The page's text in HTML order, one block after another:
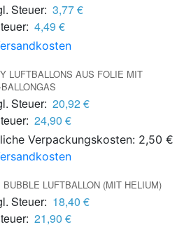
Steuer: 3,77 €
4,49 €
LUFTBALLONS AUS FOLIE MIT
Steuer: 20,92 €
24,90 €
Verpackungskosten: 2,50 €
LUFTBALLON (MIT HELIUM)
Steuer: 18,40 €
21,90 €